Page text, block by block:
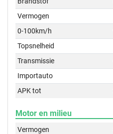
Vermogen
0-100km/h
Topsnelheid
Transmissie
Importauto
APK tot
Motor en milieu
Vermogen